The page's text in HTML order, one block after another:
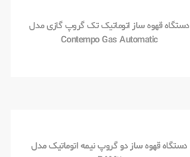
دستگاه قهوه ساز اتوماتیک تک گروپ گازی مدل
Contempo Gas Automatic
دستگاه قهوه ساز دو گروپ نیمه اتوماتیک مدل